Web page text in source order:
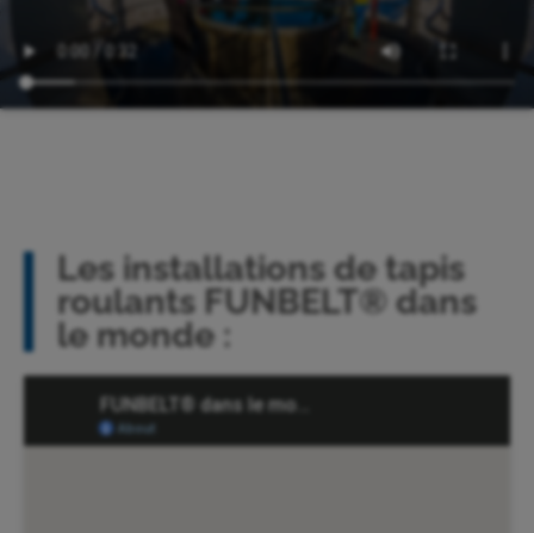
Les installations de tapis
roulants FUNBELT® dans
le monde :